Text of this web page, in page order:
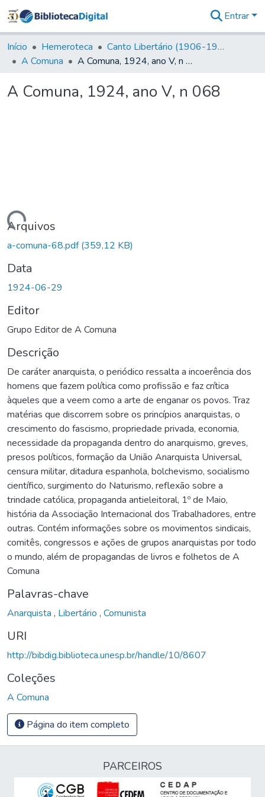
&
Coleções
Tudo na
Digital
Entrar
Início Hemeroteca
Canto Libertário (1906-1995)
A Comuna
A Comuna, 1924, ano V, n 068
A Comuna, 1924, ano V, n 068
Arquivos
a-comuna-68.pdf(359,12 KB)
Data
1924-06-29
Editor
Grupo Editor de A Comuna
Descrição
De caráter anarquista, o periódico ressalta a incoerência dos
homens que fazem política como profissão e faz crítica
àqueles que a veem como a arte de enganar os povos. Traz
matérias que discorrem sobre os princípios anarquistas, o
crescimento do fascismo, propriedade privada, economia,
necessidade da propaganda dentro do anarquismo, greves,
presos políticos, formação da União Anarquista Universal,
censura militar, ditadura espanhola, bolchevismo, socialismo
científico, surgimento do Naturismo, reflexão sobre a
trindade católica, propaganda antieleitoral, 1º de Maio,
história da Associação Internacional dos Trabalhadores, entre
outras. Contém informações sobre os movimentos sindicais,
comitês, congressos e ações de grupos anarquistas por todo
o mundo, além de propagandas de livros e folhetos de A
Comuna
Palavras-chave
Anarquista , Libertário , Comunista
URI
http://bibdig.biblioteca.unesp.br/handle/10/8607
Coleções
A Comuna
Página do item completo
PARCEIROS